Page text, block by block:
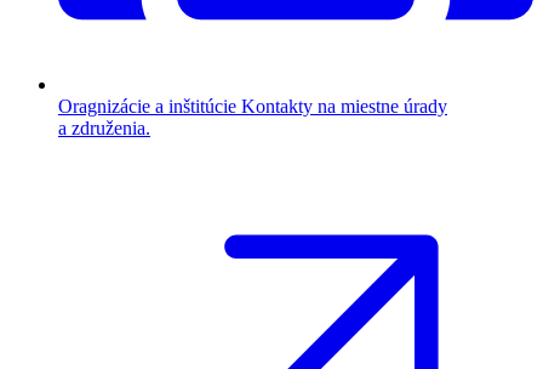
Oragnizácie a inštitúcie Kontakty na miestne úrady
a združenia.